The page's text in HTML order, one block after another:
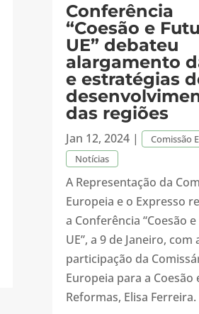
Conferência
“Coesão e
UE” debateu
alargamento
e estratégias
das regiões
Jan 12, 2024 | Comissão
Notícias
A Representação da
Europeia e o Expresso
a Conferência “Coesão
UE”, a 9 de Janeiro, com
participação da
Europeia para a Coesão
Reformas, Elisa Ferreira.